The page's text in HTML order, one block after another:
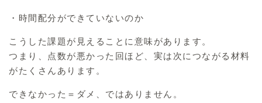
・時間配分ができていないのか
こうした課題が見えることに意味があります。
つまり、点数が悪かった回ほど、実は次につながる材料
がたくさんあります。
できなかった＝ダメ、ではありません。